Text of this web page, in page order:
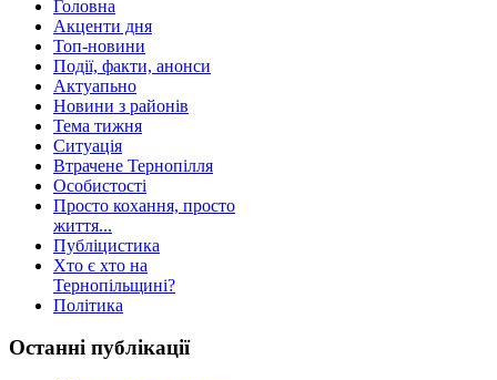
Головна
Акценти дня
Топ-новини
Події, факти, анонси
Актуапьно
Новини з районів
Тема тижня
Ситуація
Втрачене Тернопілля
Особистості
Просто кохання, просто
життя...
Публіцистика
Хто є хто на
Тернопільщині?
Політика
Останні публікації